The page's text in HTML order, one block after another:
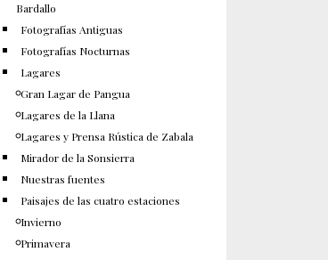
Bardallo
Fotografías Antiguas
Fotografías Nocturnas
Lagares
Gran Lagar de Pangua
Lagares de la Llana
Lagares y Prensa Rústica de Zabala
Mirador de la Sonsierra
Nuestras fuentes
Paisajes de las cuatro estaciones
Invierno
Primavera